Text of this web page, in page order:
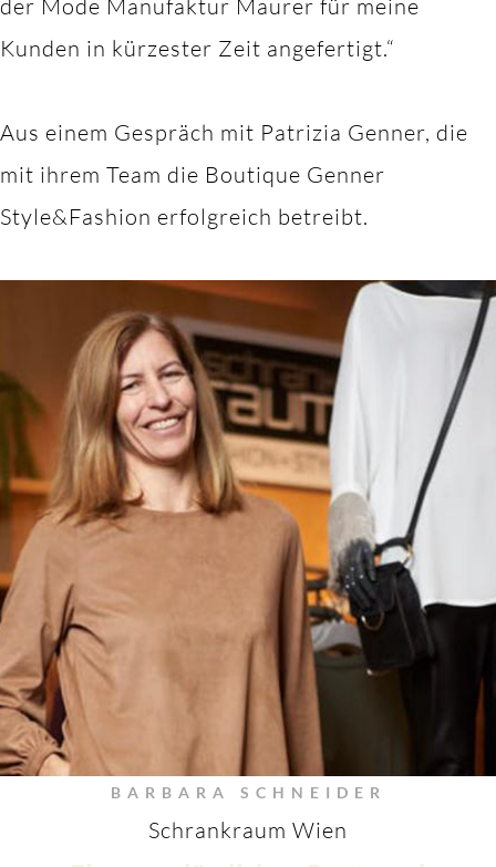
der Mode Manufaktur Maurer für meine
Kunden in kürzester Zeit angefertigt.“
Aus einem Gespräch mit Patrizia Genner, die
mit ihrem Team die Boutique Genner
Style&Fashion erfolgreich betreibt.
BARBARA SCHNEIDER
Schrankraum Wien